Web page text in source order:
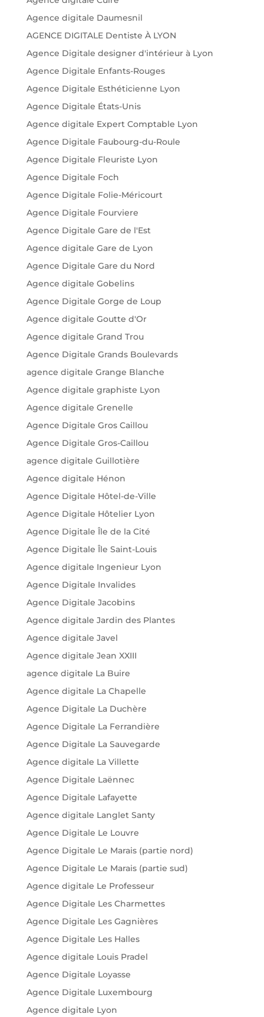
Agence digitale Daumesnil
AGENCE DIGITALE Dentiste À LYON
Agence Digitale designer d'intérieur à Lyon
Agence Digitale Enfants-Rouges
Agence Digitale Esthéticienne Lyon
Agence Digitale États-Unis
Agence digitale Expert Comptable Lyon
Agence Digitale Faubourg-du-Roule
Agence Digitale Fleuriste Lyon
Agence Digitale Foch
Agence Digitale Folie-Méricourt
Agence Digitale Fourviere
Agence Digitale Gare de l'Est
Agence digitale Gare de Lyon
Agence Digitale Gare du Nord
Agence digitale Gobelins
Agence Digitale Gorge de Loup
Agence digitale Goutte d'Or
Agence digitale Grand Trou
Agence Digitale Grands Boulevards
agence digitale Grange Blanche
Agence digitale graphiste Lyon
Agence digitale Grenelle
Agence Digitale Gros Caillou
Agence Digitale Gros-Caillou
agence digitale Guillotière
Agence digitale Hénon
Agence Digitale Hôtel-de-Ville
Agence Digitale Hôtelier Lyon
Agence Digitale Île de la Cité
Agence Digitale Île Saint-Louis
Agence digitale Ingenieur Lyon
Agence Digitale Invalides
Agence Digitale Jacobins
Agence digitale Jardin des Plantes
Agence digitale Javel
Agence digitale Jean XXIII
agence digitale La Buire
Agence digitale La Chapelle
Agence Digitale La Duchère
Agence Digitale La Ferrandière
Agence Digitale La Sauvegarde
Agence digitale La Villette
Agence Digitale Laënnec
Agence Digitale Lafayette
Agence digitale Langlet Santy
Agence Digitale Le Louvre
Agence Digitale Le Marais (partie nord)
Agence Digitale Le Marais (partie sud)
Agence digitale Le Professeur
Agence Digitale Les Charmettes
Agence Digitale Les Gagnières
Agence Digitale Les Halles
Agence digitale Louis Pradel
Agence Digitale Loyasse
Agence Digitale Luxembourg
Agence digitale Lyon